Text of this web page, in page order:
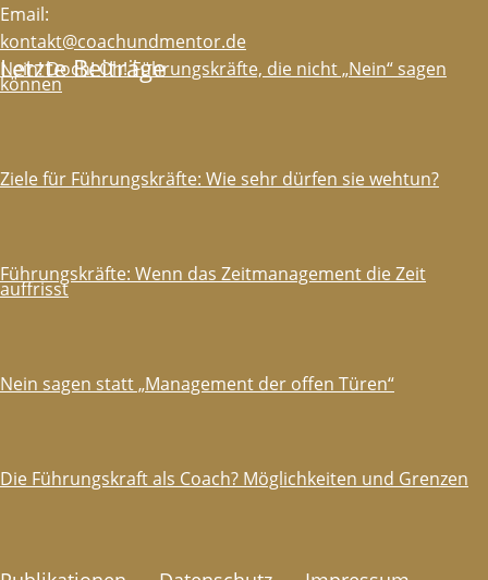
Email:
kontakt@coachundmentor.de
Letzte Beiträge
Nein! Doch! Oh! Führungskräfte, die nicht „Nein“ sagen
können
Ziele für Führungskräfte: Wie sehr dürfen sie wehtun?
Führungskräfte: Wenn das Zeitmanagement die Zeit
auffrisst
Nein sagen statt „Management der offen Türen“
Die Führungskraft als Coach? Möglichkeiten und Grenzen